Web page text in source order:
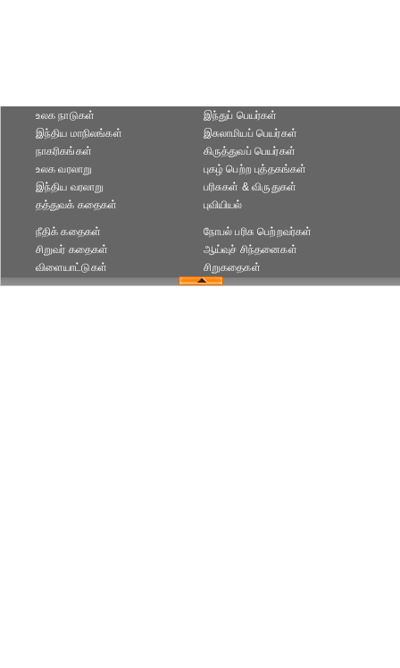
உலக நாடுகள்
இந்திய மாநிலங்கள்
நாகரிகங்கள்
இந்துப் பெயர்கள்
இசுலாமியப் பெயர்கள்
கிருத்துவப் பெயர்கள்
உலக வரலாறு
இந்திய வரலாறு
தத்துவக் கதைகள்
புகழ் பெற்ற புத்தகங்கள்
பரிசுகள் & விருதுகள்
புவியியல்
நீதிக் கதைகள்
சிறுவர் கதைகள்
விளையாட்டுகள்
நோபல் பரிசு‎ பெற்றவர்‎கள்
ஆய்வுச் சிந்தனைகள்
சிறுகதைகள்